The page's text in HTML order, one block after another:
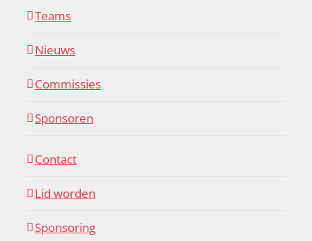
Teams
Nieuws
Commissies
Sponsoren
Contact
Lid worden
Sponsoring